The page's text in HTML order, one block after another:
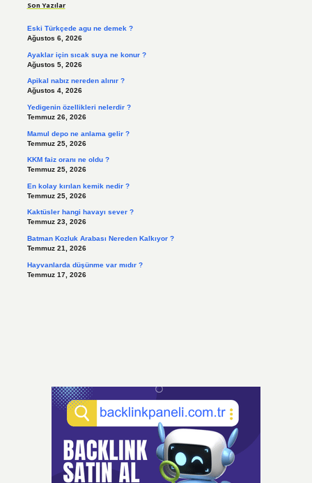
Son Yazılar
Eski Türkçede agu ne demek ?
Ağustos 6, 2026
Ayaklar için sıcak suya ne konur ?
Ağustos 5, 2026
Apikal nabız nereden alınır ?
Ağustos 4, 2026
Yedigenin özellikleri nelerdir ?
Temmuz 26, 2026
Mamul depo ne anlama gelir ?
Temmuz 25, 2026
KKM faiz oranı ne oldu ?
Temmuz 25, 2026
En kolay kırılan kemik nedir ?
Temmuz 25, 2026
Kaktüsler hangi havayı sever ?
Temmuz 23, 2026
Batman Kozluk Arabası Nereden Kalkıyor ?
Temmuz 21, 2026
Hayvanlarda düşünme var mıdır ?
Temmuz 17, 2026